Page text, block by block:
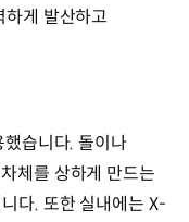
게 발산하고
습니다. 돌이나
체를 상하게 만드는
다. 또한 실내에는 X-